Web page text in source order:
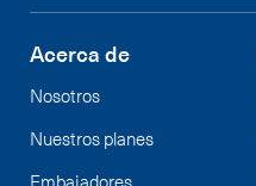
Acerca de
Nosotros
Nuestros planes